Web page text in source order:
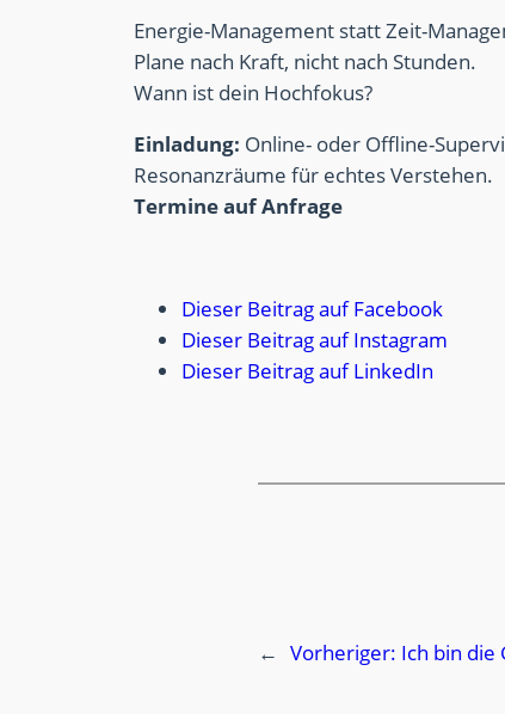
Energie-Management statt Zeit-
Plane nach Kraft, nicht nach Stunden.
Wann ist dein Hochfokus?
Einladung: Online- oder Offline-
Resonanzräume für echtes Verstehen.
Termine auf Anfrage
Dieser Beitrag auf Facebook
Dieser Beitrag auf Instagram
Dieser Beitrag auf LinkedIn
← Vorheriger: Ich bin die